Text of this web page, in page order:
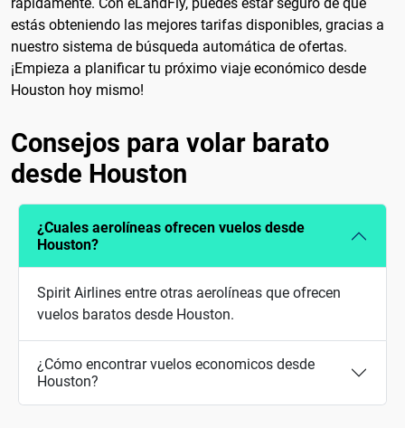
rápidamente. Con eLandFly, puedes estar seguro de que
estás obteniendo las mejores tarifas disponibles, gracias a
nuestro sistema de búsqueda automática de ofertas.
¡Empieza a planificar tu próximo viaje económico desde
Houston hoy mismo!
Consejos para volar barato
desde Houston
¿Cuales aerolíneas ofrecen vuelos desde
Houston?
Spirit Airlines entre otras aerolíneas que ofrecen
vuelos baratos desde Houston.
¿Cómo encontrar vuelos economicos desde
Houston?